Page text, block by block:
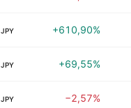
JPY +610,90%
JPY +69,55%
JPY −2,57%